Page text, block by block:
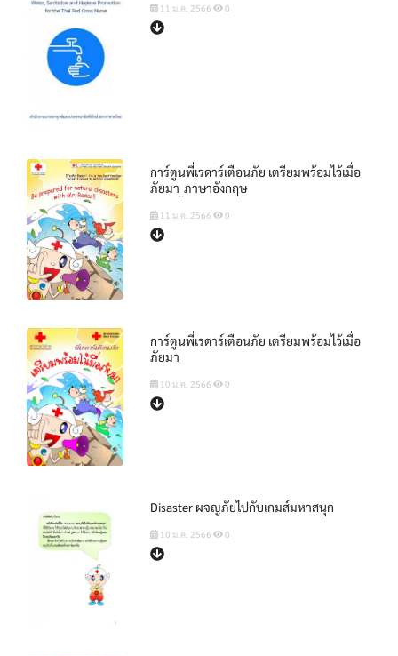
11 ม.ค. 2566 0
การ์ตูนพี่เรดาร์เตือนภัย เตรียมพร้อมไว้เมื่อ
ภัยมา_ภาษาอังกฤษ
11 ม.ค. 2566 0
การ์ตูนพี่เรดาร์เตือนภัย เตรียมพร้อมไว้เมื่อ
ภัยมา
10 ม.ค. 2566 0
Disaster ผจญภัยไปกับเกมส์มหาสนุก
10 ม.ค. 2566 0